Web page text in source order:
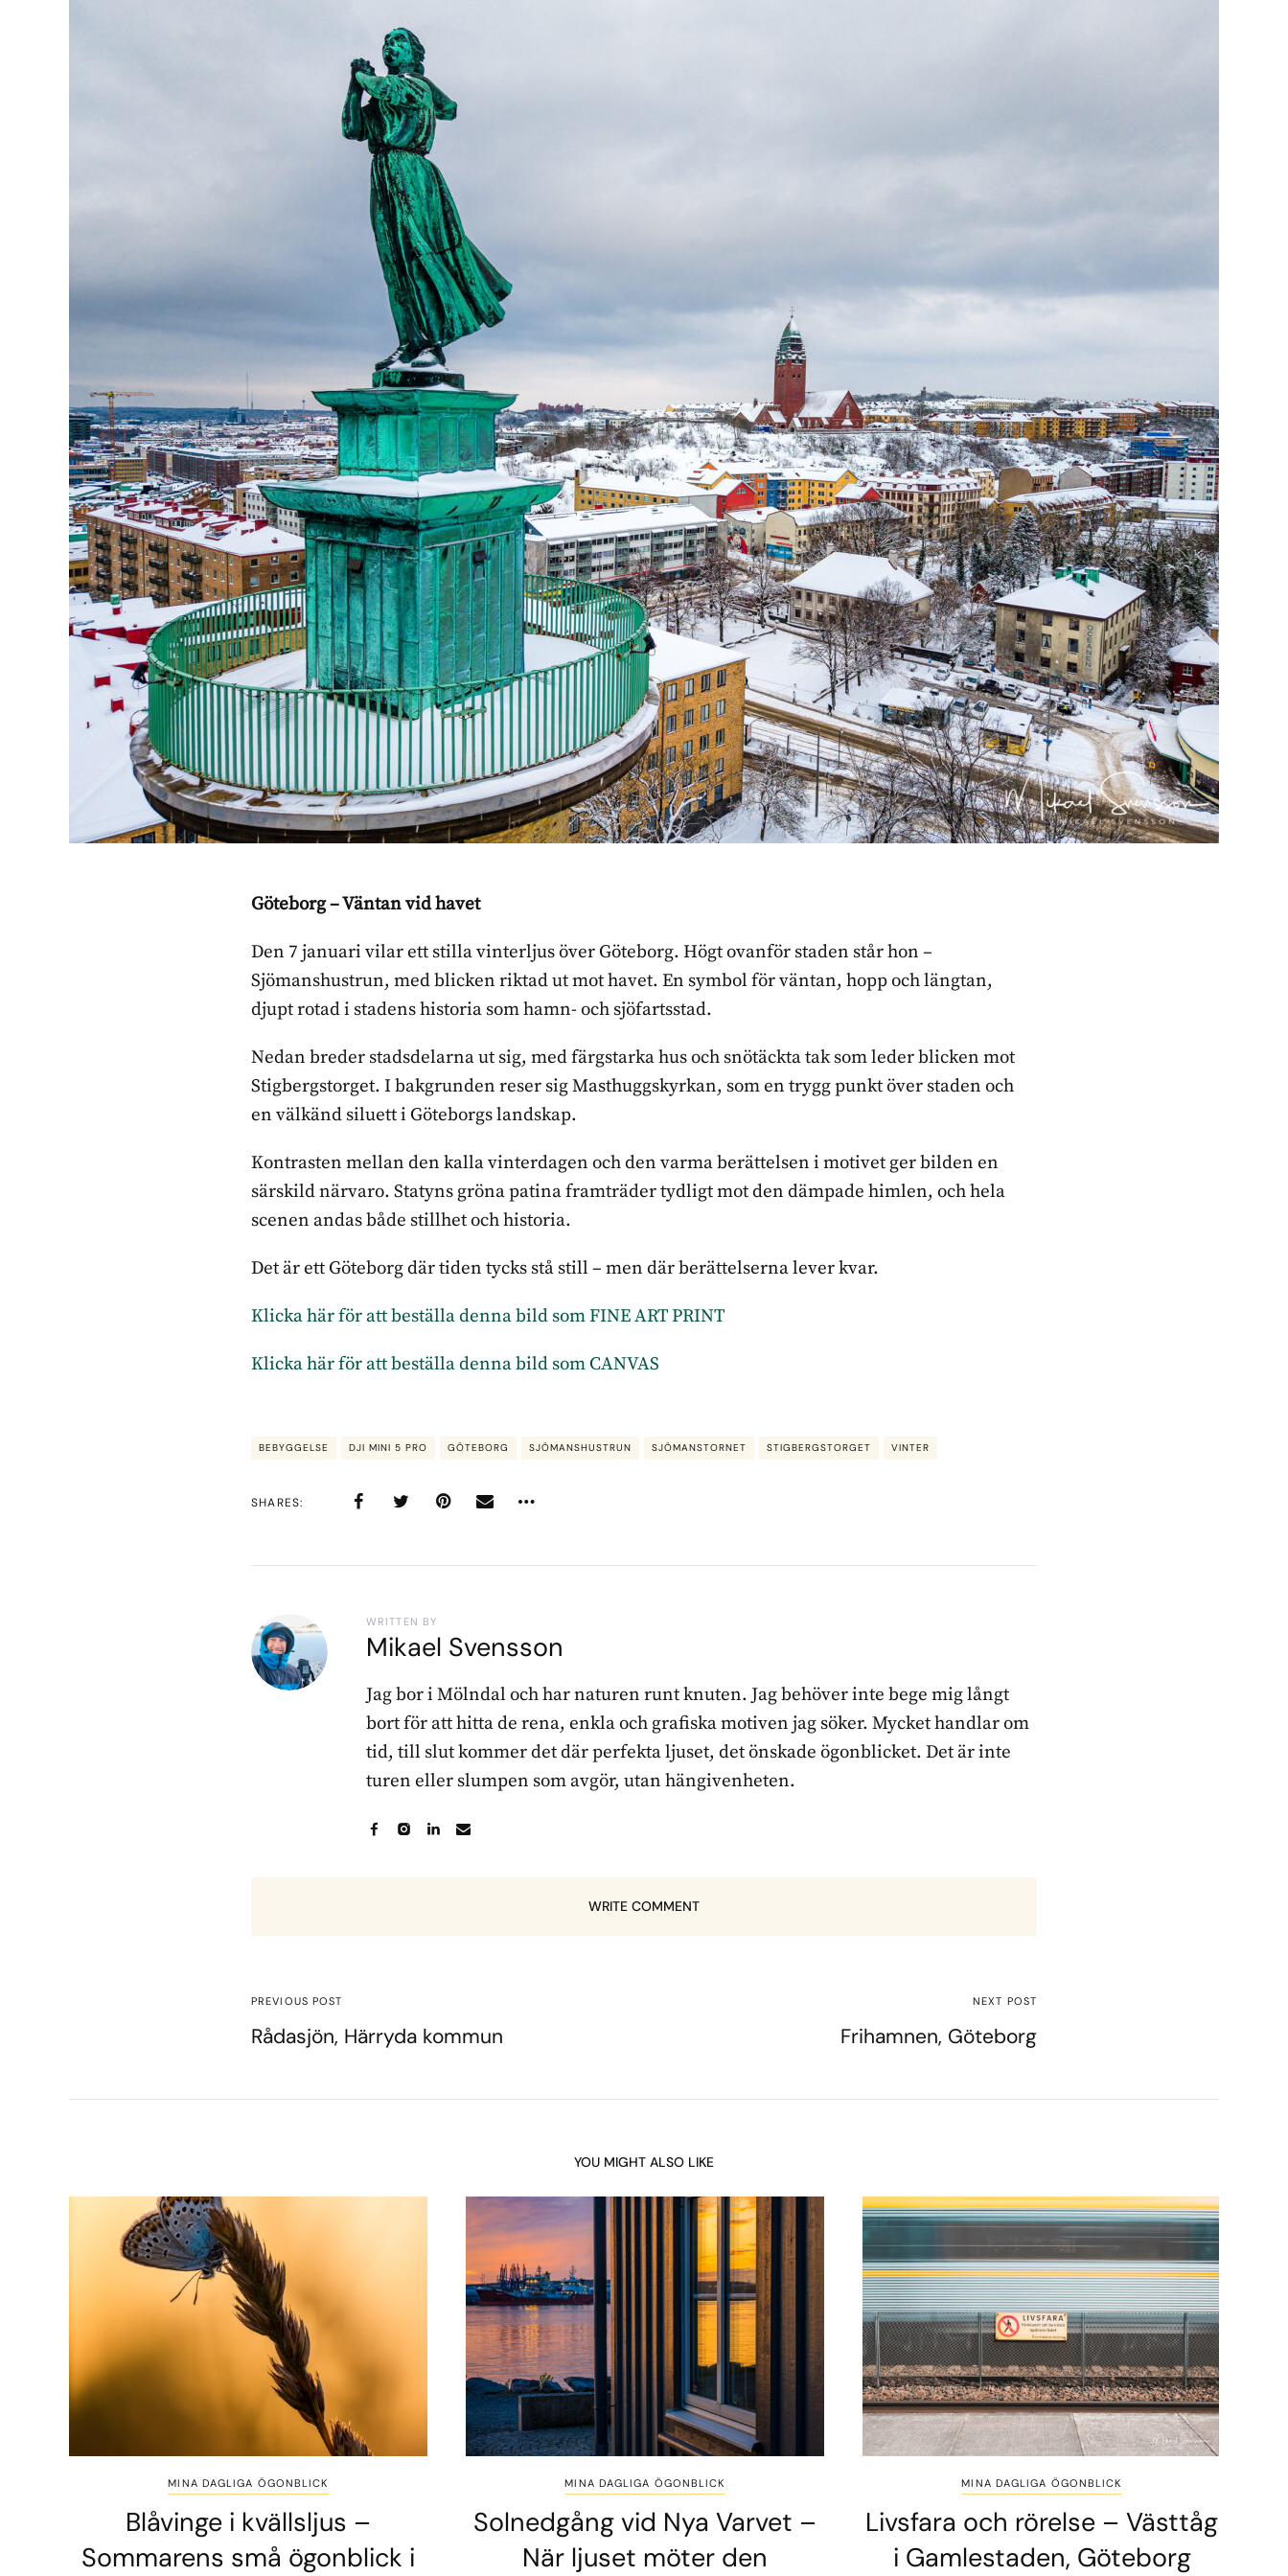
Göteborg – Väntan vid havet
Den 7 januari vilar ett stilla vinterljus över Göteborg. Högt ovanför staden står hon –
Sjömanshustrun, med blicken riktad ut mot havet. En symbol för väntan, hopp och längtan,
djupt rotad i stadens historia som hamn- och sjöfartsstad.
Nedan breder stadsdelarna ut sig, med färgstarka hus och snötäckta tak som leder blicken mot
Stigbergstorget. I bakgrunden reser sig Masthuggskyrkan, som en trygg punkt över staden och
en välkänd siluett i Göteborgs landskap.
Kontrasten mellan den kalla vinterdagen och den varma berättelsen i motivet ger bilden en
särskild närvaro. Statyns gröna patina framträder tydligt mot den dämpade himlen, och hela
scenen andas både stillhet och historia.
Det är ett Göteborg där tiden tycks stå still – men där berättelserna lever kvar.
Klicka här för att beställa denna bild som FINE ART PRINT
Klicka här för att beställa denna bild som CANVAS
BEBYGGELSE DJI MINI 5 PRO GÖTEBORG SJÖMANSHUSTRUN SJÖMANSTORNET STIGBERGSTORGET VINTER
SHARES
WRITTEN BY
Mikael Svensson
Jag bor i Mölndal och har naturen runt knuten. Jag behöver inte bege mig långt
bort för att hitta de rena, enkla och grafiska motiven jag söker. Mycket handlar om
tid, till slut kommer det där perfekta ljuset, det önskade ögonblicket. Det är inte
turen eller slumpen som avgör, utan hängivenheten.
WRITE COMMENT
PREVIOUS POST
Rådasjön, Härryda kommun
NEXT POST
Frihamnen, Göteborg
YOU MIGHT ALSO LIKE
MINA DAGLIGA ÖGONBLICK
Blåvinge i kvällsljus –
Sommarens små ögonblick i
MINA DAGLIGA ÖGONBLICK
Solnedgång vid Nya Varvet –
När ljuset möter den
MINA DAGLIGA ÖGONBLICK
Livsfara och rörelse – Västtåg
i Gamlestaden, Göteborg